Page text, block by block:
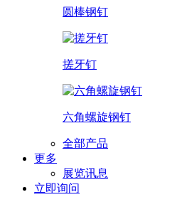
圆棒钢钉
搓牙钉
六角螺旋钢钉
全部产品
更多
展览讯息
立即询问